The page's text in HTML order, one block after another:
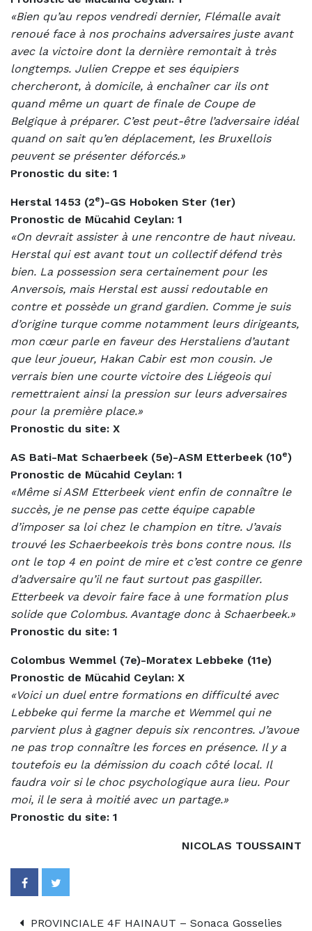
«Bien qu’au repos vendredi dernier, Flémalle avait
renoué face à nos prochains adversaires juste avant
avec la victoire dont la dernière remontait à très
longtemps. Julien Creppe et ses équipiers
chercheront, à domicile, à enchaîner car ils ont
quand même un quart de finale de Coupe de
Belgique à préparer. C’est peut-être l’adversaire idéal
quand on sait qu’en déplacement, les Bruxellois
peuvent se présenter déforcés.»
Pronostic du site: 1
Herstal 1453 (2e)-GS Hoboken Ster (1er)
Pronostic de Mücahid Ceylan: 1
«On devrait assister à une rencontre de haut niveau.
Herstal qui est avant tout un collectif défend très
bien. La possession sera certainement pour les
Anversois, mais Herstal est aussi redoutable en
contre et possède un grand gardien. Comme je suis
d’origine turque comme notamment leurs dirigeants,
mon cœur parle en faveur des Herstaliens d’autant
que leur joueur, Hakan Cabir est mon cousin. Je
verrais bien une courte victoire des Liégeois qui
remettraient ainsi la pression sur leurs adversaires
pour la première place.»
Pronostic du site: X
AS Bati-Mat Schaerbeek (5e)-ASM Etterbeek (10e)
Pronostic de Mücahid Ceylan: 1
«Même si ASM Etterbeek vient enfin de connaître le
succès, je ne pense pas cette équipe capable
d’imposer sa loi chez le champion en titre. J’avais
trouvé les Schaerbeekois très bons contre nous. Ils
ont le top 4 en point de mire et c’est contre ce genre
d’adversaire qu’il ne faut surtout pas gaspiller.
Etterbeek va devoir faire face à une formation plus
solide que Colombus. Avantage donc à Schaerbeek.»
Pronostic du site: 1
Colombus Wemmel (7e)-Moratex Lebbeke (11e)
Pronostic de Mücahid Ceylan: X
«Voici un duel entre formations en difficulté avec
Lebbeke qui ferme la marche et Wemmel qui ne
parvient plus à gagner depuis six rencontres. J’avoue
ne pas trop connaître les forces en présence. Il y a
toutefois eu la démission du coach côté local. Il
faudra voir si le choc psychologique aura lieu. Pour
moi, il le sera à moitié avec un partage.»
Pronostic du site: 1
NICOLAS TOUSSAINT
PROVINCIALE 4F HAINAUT – Sonaca Gosselies